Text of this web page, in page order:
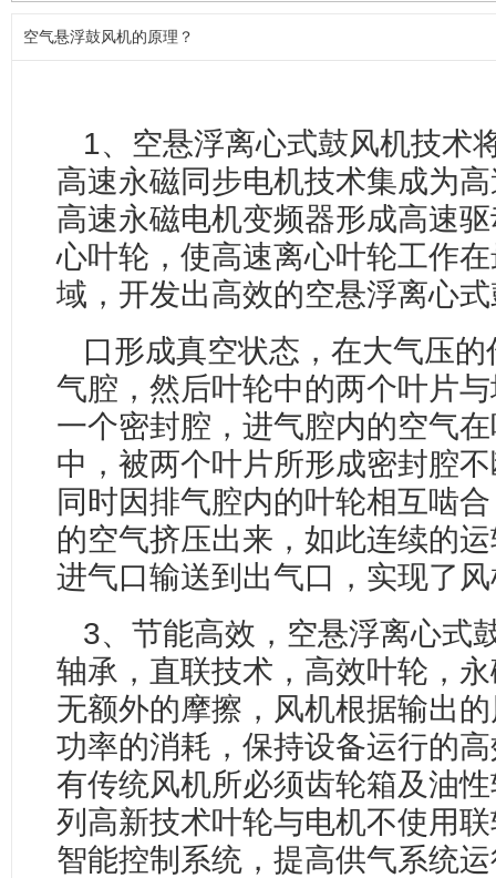
空气悬浮鼓风机的原理？
1、空悬浮离心式鼓风机技术
高速永磁同步电机技术集成为
高速永磁电机变频器形成高速
心叶轮，使高速离心叶轮工作
域，开发出高效的空悬浮离心
口形成真空状态，在大气压
气腔，然后叶轮中的两个叶片
一个密封腔，进气腔内的空气
中，被两个叶片所形成密封腔
同时因排气腔内的叶轮相互啮
的空气挤压出来，如此连续的
进气口输送到出气口，实现了
3、节能高效，空悬浮离心式
轴承，直联技术，高效叶轮，
无额外的摩擦，风机根据输出
功率的消耗，保持设备运行的
有传统风机所必须齿轮箱及油
列高新技术叶轮与电机不使用
智能控制系统，提高供气系统